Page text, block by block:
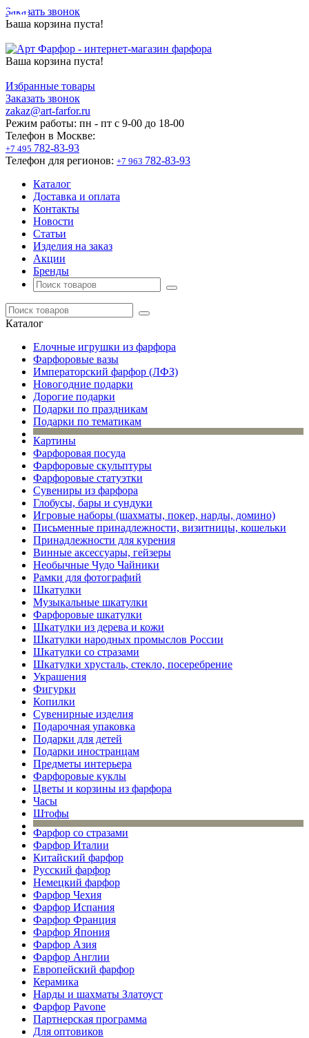
Заказать звонок
Ваша корзина пуста!
Ваша корзина пуста!
Избранные товары
Заказать звонок
zakaz@art-farfor.ru
Режим работы: пн - пт c 9-00 до 18-00
Телефон в Москве:
+7 495 782-83-93
Телефон для регионов: +7 963 782-83-93
Каталог
Доставка и оплата
Контакты
Новости
Статьи
Изделия на заказ
Акции
Бренды
Каталог
Елочные игрушки из фарфора
Фарфоровые вазы
Императорский фарфор (ЛФЗ)
Новогодние подарки
Дорогие подарки
Подарки по праздникам
Подарки по тематикам
Картины
Фарфоровая посуда
Фарфоровые скульптуры
Фарфоровые статуэтки
Сувениры из фарфора
Глобусы, бары и сундуки
Игровые наборы (шахматы, покер, нарды, домино)
Письменные принадлежности, визитницы, кошельки
Принадлежности для курения
Винные аксессуары, гейзеры
Необычные Чудо Чайники
Рамки для фотографий
Шкатулки
Музыкальные шкатулки
Фарфоровые шкатулки
Шкатулки из дерева и кожи
Шкатулки народных промыслов России
Шкатулки со стразами
Шкатулки хрусталь, стекло, посеребрение
Украшения
Фигурки
Копилки
Сувенирные изделия
Подарочная упаковка
Подарки для детей
Подарки иностранцам
Предметы интерьера
Фарфоровые куклы
Цветы и корзины из фарфора
Часы
Штофы
Фарфор со стразами
Фарфор Италии
Китайский фарфор
Русский фарфор
Немецкий фарфор
Фарфор Чехия
Фарфор Испания
Фарфор Франция
Фарфор Япония
Фарфор Азия
Фарфор Англии
Европейский фарфор
Керамика
Нарды и шахматы Златоуст
Фарфор Pavone
Партнерская программа
Для оптовиков